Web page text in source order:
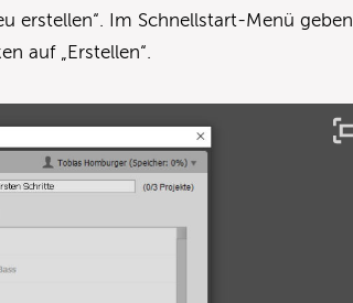
erstellen“. Im Schnellstart-Menü geben
auf „Erstellen“.